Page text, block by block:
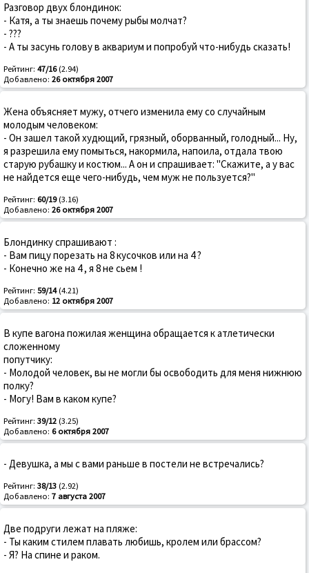
Разговор двух блондинок:
- Катя, а ты знаешь почему рыбы молчат?
- ???
- А ты засунь голову в аквариум и попробуй что-нибудь сказать!
Рейтинг: 47/16(2.94)
Добавлено: 26 октября 2007
Жена объясняет мужу, отчего изменила ему со случайным
молодым человеком:
- Он зашел такой худющий, грязный, оборванный, голодный... Ну,
я разрешила ему помыться, накормила, напоила, отдала твою
старую рубашку и костюм... А он и спрашивает: "Скажите, а у вас
не найдется еще чего-нибудь, чем муж не пользуется?"
Рейтинг: 60/19(3.16)
Добавлено: 26 октября 2007
Блондинку спрашивают :
- Вам пицу порезать на 8 кусочков или на 4 ?
- Конечно же на 4 , я 8 не сьем !
Рейтинг: 59/14(4.21)
Добавлено: 12 октября 2007
В купе вагона пожилая женщина обращается к атлетически
сложенному
попутчику:
- Молодой человек, вы не могли бы освободить для меня нижнюю
полку?
- Могу! Вам в каком купе?
Рейтинг: 39/12 (3.25)
Добавлено: 6 октября 2007
- Девушка, а мы с вами раньше в постели не встречались?
Рейтинг: 38/13 (2.92)
Добавлено: 7 августа 2007
Две подруги лежат на пляже:
- Ты каким стилем плавать любишь, кролем или брассом?
- Я? На спине и раком.